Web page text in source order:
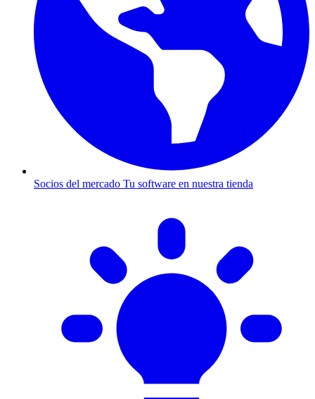
Socios del mercado Tu software en nuestra tienda